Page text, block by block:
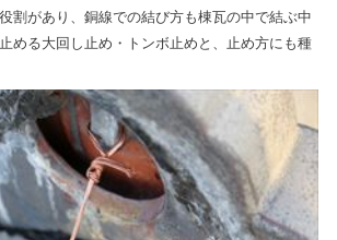
割があり、銅線での結び方も棟瓦の中で結ぶ中
める大回し止め・トンボ止めと、止め方にも種